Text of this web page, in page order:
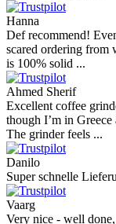
Hanna
Def recommend!
scared ordering from
is 100% solid ...
Ahmed Sherif
Excellent coffee
though I’m in
The grinder feels ...
Danilo
Super schnelle
Vaarg
Very nice - well